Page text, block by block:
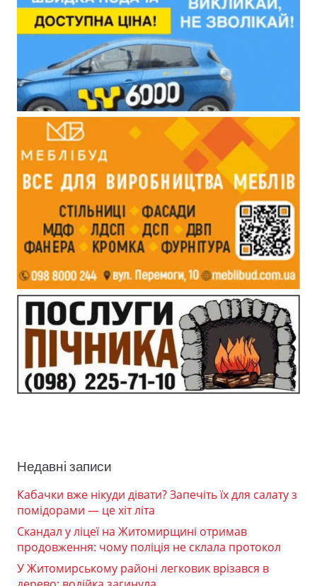
Недавні записи
Кабачки вже нікуди дівати? Запечіть їх для салату з
помідорами — це хіт літа
Скандал у ліцеї на Житомирщині отримав
продовження: чому поліція не склала протокол
У Житомирському районі легковик врізався в